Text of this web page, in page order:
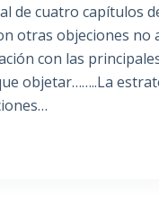
de cuatro capítulos
otras objeciones
con las
objetar……..La